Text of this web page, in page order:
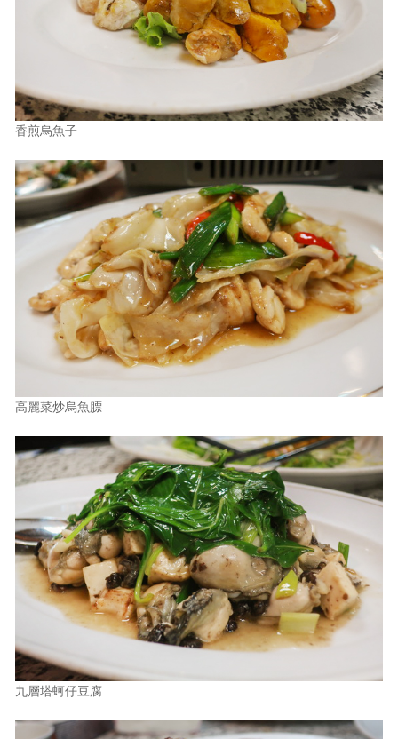
香煎烏魚子
高麗菜炒烏魚膘
九層塔蚵仔豆腐